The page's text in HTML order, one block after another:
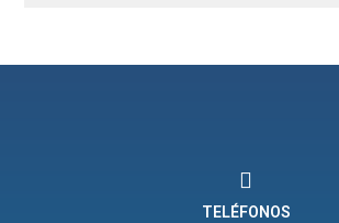
TELÉFONOS